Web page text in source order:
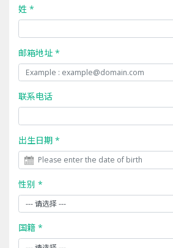
姓 *
邮箱地址 *
联系电话
出生日期 *
性别 *
国籍 *